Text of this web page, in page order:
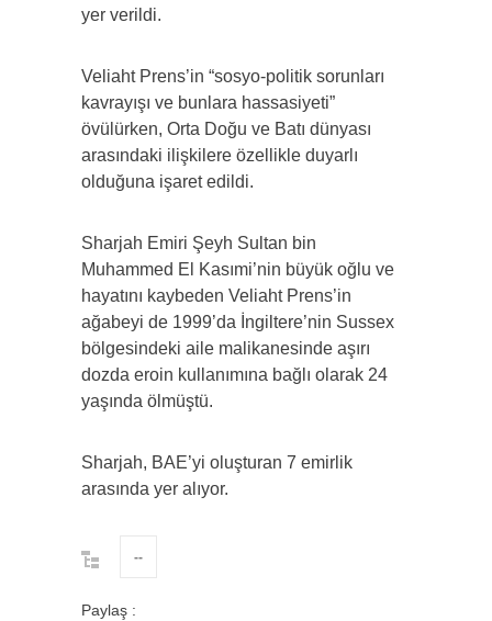
yer verildi.
Veliaht Prens’in “sosyo-politik sorunları
kavrayışı ve bunlara hassasiyeti”
övülürken, Orta Doğu ve Batı dünyası
arasındaki ilişkilere özellikle duyarlı
olduğuna işaret edildi.
Sharjah Emiri Şeyh Sultan bin
Muhammed El Kasımi’nin büyük oğlu ve
hayatını kaybeden Veliaht Prens’in
ağabeyi de 1999’da İngiltere’nin Sussex
bölgesindeki aile malikanesinde aşırı
dozda eroin kullanımına bağlı olarak 24
yaşında ölmüştü.
Sharjah, BAE’yi oluşturan 7 emirlik
arasında yer alıyor.
--
Paylaş :